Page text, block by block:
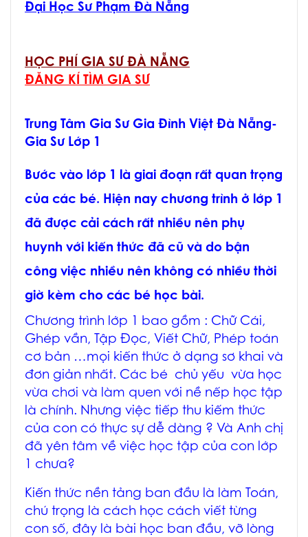
Đại Học Sư Phạm Đà Nẵng
HỌC PHÍ GIA SƯ ĐÀ NẴNG
ĐĂNG KÍ TÌM GIA SƯ
Trung Tâm Gia Sư Gia Đình Việt Đà Nẵng-
Gia Sư Lớp 1
Bước vào lớp 1 là giai đoạn rất quan trọng
của các bé. Hiện nay chương trình ở lớp 1
đã được cải cách rất nhiều nên phụ
huynh với kiến thức đã cũ và do bận
công việc nhiều nên không có nhiều thời
giờ kèm cho các bé học bài.
Chương trình lớp 1 bao gồm : Chữ Cái,
Ghép vần, Tập Đọc, Viết Chữ, Phép toán
cơ bản …mọi kiến thức ở dạng sơ khai và
đơn giản nhất. Các bé chủ yếu vừa học
vừa chơi và làm quen với nề nếp học tập
là chính. Nhưng việc tiếp thu kiếm thức
của con có thực sự dễ dàng ? Và Anh chị
đã yên tâm về việc học tập của con lớp
1 chưa?
Kiến thức nền tảng ban đầu là làm Toán,
chú trọng là cách học cách viết từng
con số, đây là bài học ban đầu, vỡ lòng